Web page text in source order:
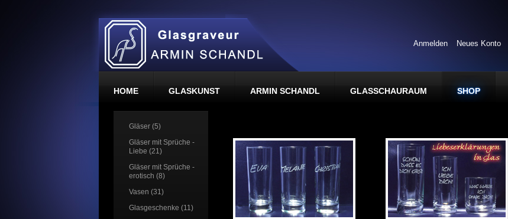
Anmelden Neues Konto
HOME GLASKUNST ARMIN SCHANDL GLASSCHAURAUM SHOP
Gläser (5)
Gläser mit Sprüche -
Liebe (21)
Gläser mit Sprüche -
erotisch (8)
Vasen (31)
Glasgeschenke (11)